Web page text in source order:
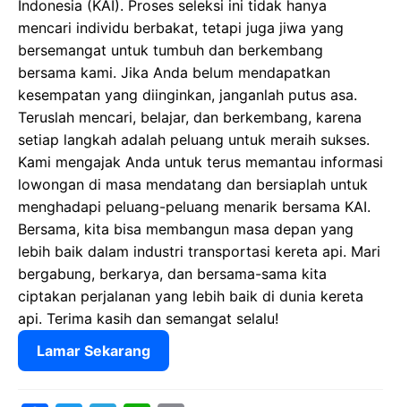
Indonesia (KAI). Proses seleksi ini tidak hanya
mencari individu berbakat, tetapi juga jiwa yang
bersemangat untuk tumbuh dan berkembang
bersama kami. Jika Anda belum mendapatkan
kesempatan yang diinginkan, janganlah putus asa.
Teruslah mencari, belajar, dan berkembang, karena
setiap langkah adalah peluang untuk meraih sukses.
Kami mengajak Anda untuk terus memantau informasi
lowongan di masa mendatang dan bersiaplah untuk
menghadapi peluang-peluang menarik bersama KAI.
Bersama, kita bisa membangun masa depan yang
lebih baik dalam industri transportasi kereta api. Mari
bergabung, berkarya, dan bersama-sama kita
ciptakan perjalanan yang lebih baik di dunia kereta
api. Terima kasih dan semangat selalu!
Lamar Sekarang